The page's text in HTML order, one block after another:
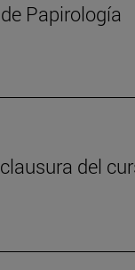
Papirología
del